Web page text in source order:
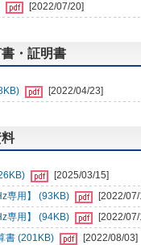
[2022/07/20]
・証明書
[2022/04/23]
[2025/03/15]
専用】 (93KB)
[2022/07/
専用】 (94KB)
[2022/07/
書 (201KB)
[2022/08/03]